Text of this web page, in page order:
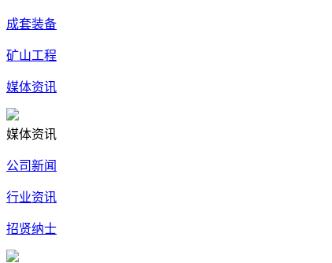
成套装备
矿山工程
媒体资讯
媒体资讯
公司新闻
行业资讯
招贤纳士